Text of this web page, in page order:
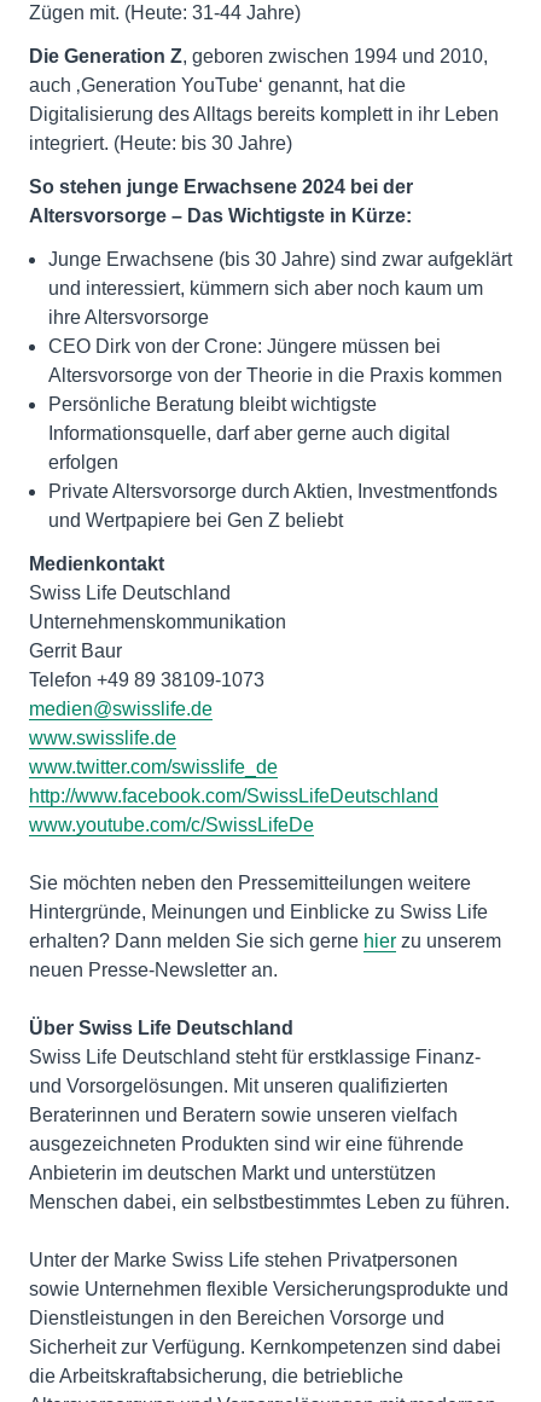
Zügen mit. (Heute: 31-44 Jahre)
Die Generation Z, geboren zwischen 1994 und 2010,
auch ‚Generation YouTube‘ genannt, hat die
Digitalisierung des Alltags bereits komplett in ihr Leben
integriert. (Heute: bis 30 Jahre)
So stehen junge Erwachsene 2024 bei der
Altersvorsorge – Das Wichtigste in Kürze:
Junge Erwachsene (bis 30 Jahre) sind zwar aufgeklärt
und interessiert, kümmern sich aber noch kaum um
ihre Altersvorsorge
CEO Dirk von der Crone: Jüngere müssen bei
Altersvorsorge von der Theorie in die Praxis kommen
Persönliche Beratung bleibt wichtigste
Informationsquelle, darf aber gerne auch digital
erfolgen
Private Altersvorsorge durch Aktien, Investmentfonds
und Wertpapiere bei Gen Z beliebt
Medienkontakt
Swiss Life Deutschland
Unternehmenskommunikation
Gerrit Baur
medien@swisslife.de
www.swisslife.de
www.twitter.com/swisslife_de
http://www.facebook.com/SwissLifeDeutschland
www.youtube.com/c/SwissLifeDe
Sie möchten neben den Pressemitteilungen weitere
Hintergründe, Meinungen und Einblicke zu Swiss Life
erhalten? Dann melden Sie sich gerne hier zu unserem
neuen Presse-Newsletter an.
Über Swiss Life Deutschland
Swiss Life Deutschland steht für erstklassige Finanz-
und Vorsorgelösungen. Mit unseren qualifizierten
Beraterinnen und Beratern sowie unseren vielfach
ausgezeichneten Produkten sind wir eine führende
Anbieterin im deutschen Markt und unterstützen
Menschen dabei, ein selbstbestimmtes Leben zu führen.
Unter der Marke Swiss Life stehen Privatpersonen
sowie Unternehmen flexible Versicherungsprodukte und
Dienstleistungen in den Bereichen Vorsorge und
Sicherheit zur Verfügung. Kernkompetenzen sind dabei
die Arbeitskraftabsicherung, die betriebliche